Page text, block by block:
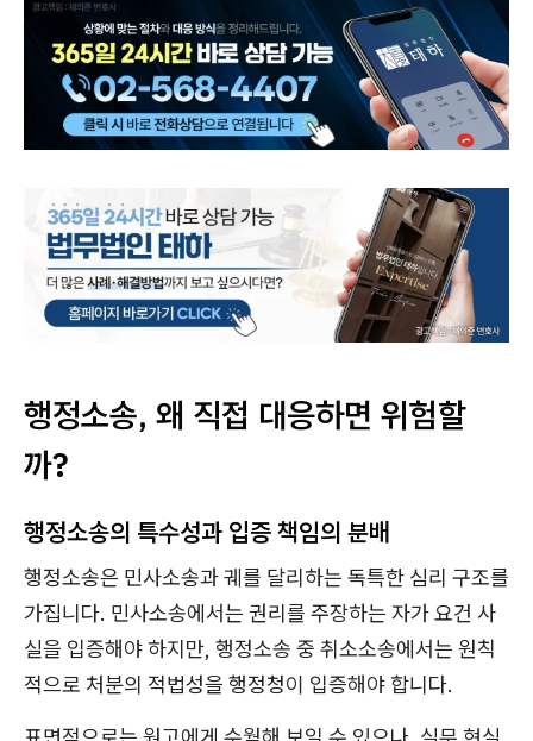
행정소송, 왜 직접 대응하면 위험할
까?
행정소송의 특수성과 입증 책임의 분배
행정소송은 민사소송과 궤를 달리하는 독특한 심리 구조를
가집니다. 민사소송에서는 권리를 주장하는 자가 요건 사
실을 입증해야 하지만, 행정소송 중 취소소송에서는 원칙
적으로 처분의 적법성을 행정청이 입증해야 합니다.